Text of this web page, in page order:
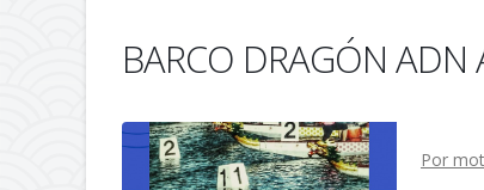
BARCO DRAGÓN ADN
Por